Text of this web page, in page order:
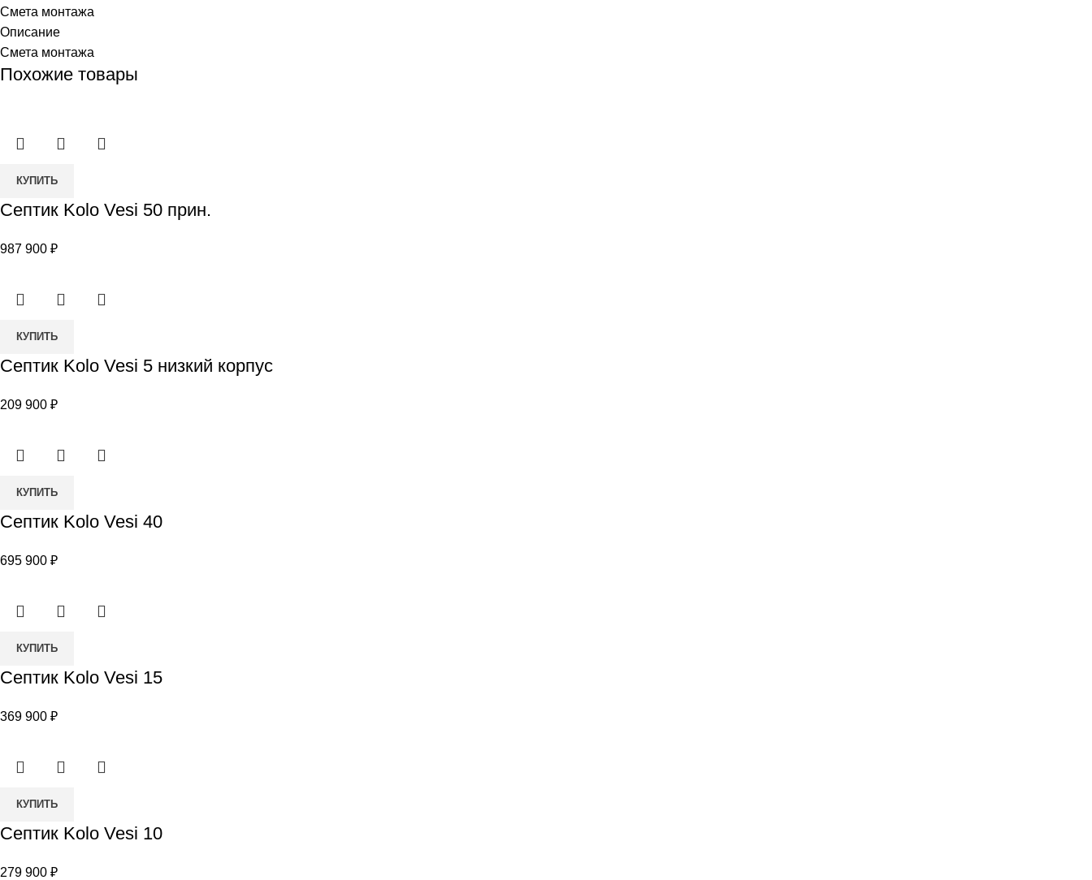
Смета монтажа
Описание
Смета монтажа
Похожие товары
Количество
Септик
Vesi
прин.
КУПИТЬ
Септик Kolo Vesi 50 прин.
987 900 ₽
Количество
Септик
Vesi
низкий
КУПИТЬ
Септик Kolo Vesi 5 низкий корпус
209 900 ₽
Количество
Септик
Vesi
КУПИТЬ
Септик Kolo Vesi 40
695 900 ₽
Количество
Септик
Vesi
КУПИТЬ
Септик Kolo Vesi 15
369 900 ₽
Количество
Септик
КУПИТЬ
Септик Kolo Vesi 10
279 900 ₽